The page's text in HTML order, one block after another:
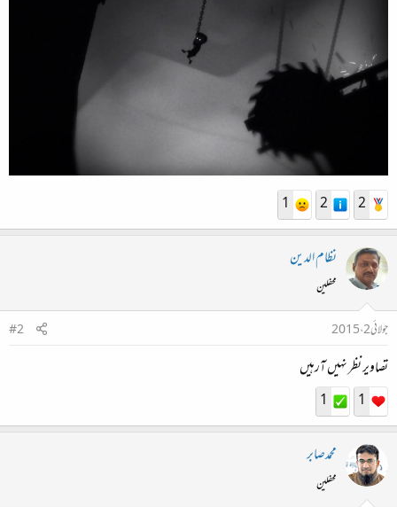
2
2
1
نظام الدین
محفلین
جولائی 2، 2015
#2
تصاویر نظر نہیں آرہیں
1
1
محمدصابر
محفلین